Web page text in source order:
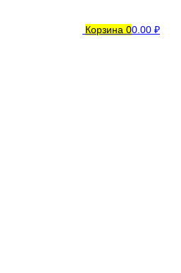
Корзина 00.00 ₽